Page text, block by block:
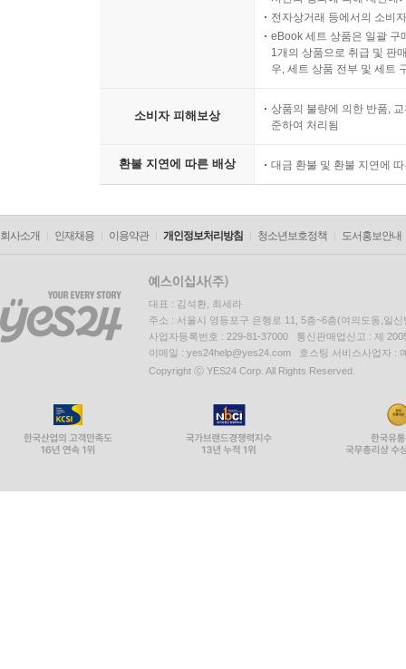
전자상거래 등에서의 소비
eBook 세트 상품은 일괄 구
1개의 상품으로 취급 및 판
우, 세트 상품 전부 및 세트
소비자 피해보상
상품의 불량에 의한 반품,
준하여 처리됨
환불 지연에 따른 배상 대금 환불 및 환불 지연에
회사소개 인재채용 이용약관 개인정보처리방침 청소년보호정책 도서홍보안내
대표 : 김석환, 최세라
주소 : 서울시 영등포구 은행로 11, 5층~6층(여의도동,일신
사업자등록번호 : 229-81-37000 통신판매업신고 : 제
이메일 : yes24help@yes24.com 호스팅 서비스사업자 :
Copyright ⓒ YES24 Corp. All Rights Reserved.